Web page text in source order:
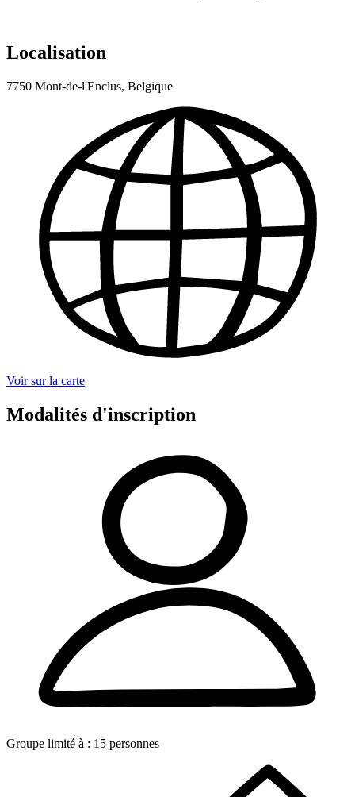
Localisation
7750 Mont-de-l'Enclus, Belgique
Voir sur la carte
Modalités d'inscription
Groupe limité à : 15 personnes